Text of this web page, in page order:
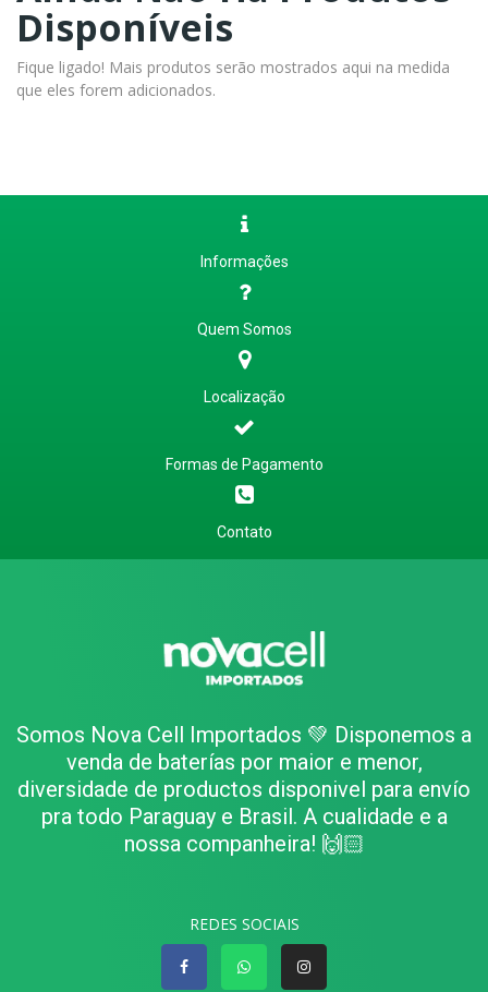
Disponíveis
Fique ligado! Mais produtos serão mostrados aqui na medida
que eles forem adicionados.
Informações
Quem Somos
Localização
Formas de Pagamento
Contato
Somos Nova Cell Importados 💚 Disponemos a
venda de baterías por maior e menor,
diversidade de productos disponivel para envío
pra todo Paraguay e Brasil. A cualidade e a
nossa companheira! 🙌🏻
REDES SOCIAIS